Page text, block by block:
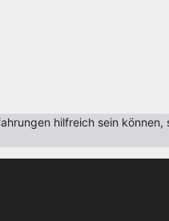
hilfreich sein können,